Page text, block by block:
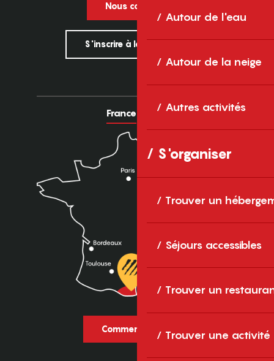
Autour de l'eau
Autour de la neige
Autres activités
S'organiser
Trouver un
Séjours accessibles
Trouver un
Trouver une activité
Nous contacter
S'inscrire à la newsletter
France Europe
Comment venir ?